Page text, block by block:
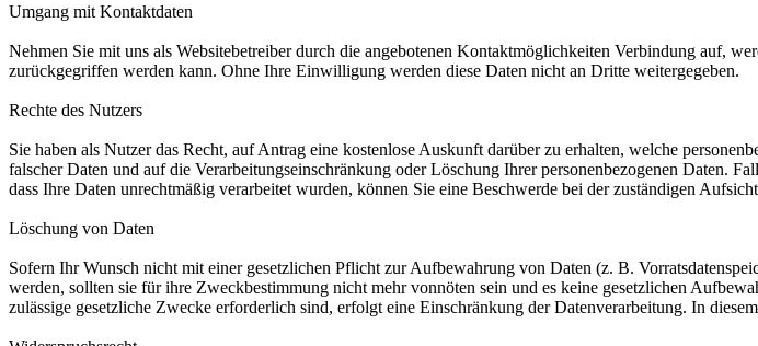
Umgang mit Kontaktdaten
Nehmen Sie mit uns als Websitebetreiber durch die angebotenen Kontaktmöglichkeiten Verbindung auf,
zurückgegriffen werden kann. Ohne Ihre Einwilligung werden diese Daten nicht an Dritte weitergegeben.
Rechte des Nutzers
Sie haben als Nutzer das Recht, auf Antrag eine kostenlose Auskunft darüber zu erhalten, welche
falscher Daten und auf die Verarbeitungseinschränkung oder Löschung Ihrer personenbezogenen Daten.
dass Ihre Daten unrechtmäßig verarbeitet wurden, können Sie eine Beschwerde bei der zuständigen
Löschung von Daten
Sofern Ihr Wunsch nicht mit einer gesetzlichen Pflicht zur Aufbewahrung von Daten (z. B.
werden, sollten sie für ihre Zweckbestimmung nicht mehr vonnöten sein und es keine gesetzlichen
zulässige gesetzliche Zwecke erforderlich sind, erfolgt eine Einschränkung der Datenverarbeitung. In